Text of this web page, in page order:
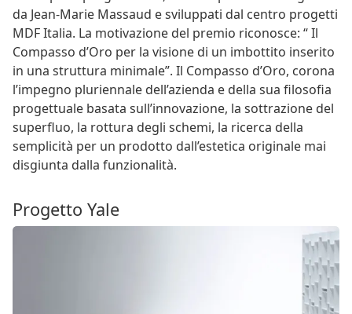
da Jean-Marie Massaud e sviluppati dal centro progetti
MDF Italia. La motivazione del premio riconosce: “ Il
Compasso d’Oro per la visione di un imbottito inserito
in una struttura minimale”. Il Compasso d’Oro, corona
l’impegno pluriennale dell’azienda e della sua filosofia
progettuale basata sull’innovazione, la sottrazione del
superfluo, la rottura degli schemi, la ricerca della
semplicità per un prodotto dall’estetica originale mai
disgiunta dalla funzionalità.
Progetto Yale